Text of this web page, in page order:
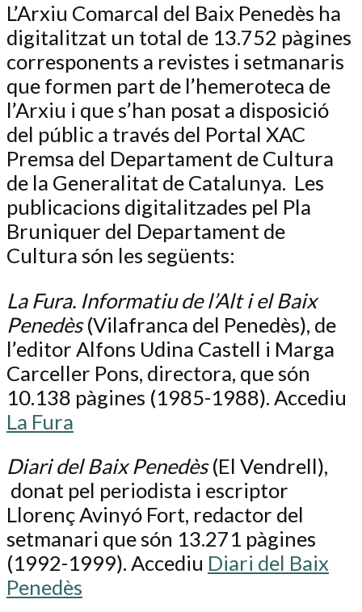
L’Arxiu Comarcal del Baix Penedès ha
digitalitzat un total de 13.752 pàgines
corresponents a revistes i setmanaris
que formen part de l’hemeroteca de
l’Arxiu i que s’han posat a disposició
del públic a través del Portal XAC
Premsa del Departament de Cultura
de la Generalitat de Catalunya. Les
publicacions digitalitzades pel Pla
Bruniquer del Departament de
Cultura són les següents:
La Fura. Informatiu de l’Alt i el Baix
Penedès(Vilafranca del Penedès), de
l’editor Alfons Udina Castell i Marga
Carceller Pons, directora, que són
10.138 pàgines (1985-1988). Accediu
La Fura
Diari del Baix Penedès(El Vendrell),
donat pel periodista i escriptor
Llorenç Avinyó Fort, redactor del
setmanari que són 13.271 pàgines
(1992-1999). Accediu Diari del Baix
Penedès